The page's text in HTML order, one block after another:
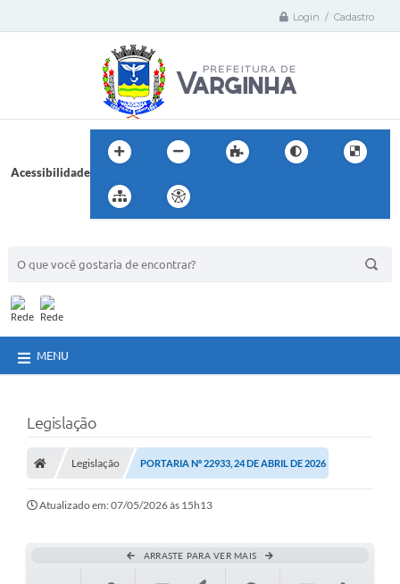
Login / Cadastro
Acessibilidade
MENU
Legislação
Legislação PORTARIA Nº 22933, 24 DE ABRIL DE 2026
Atualizado em: 07/05/2026 às 15h13
ARRASTE PARA VER MAIS